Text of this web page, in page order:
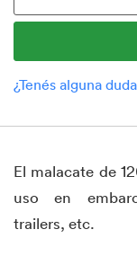
El malacate de
uso en
trailers, etc.